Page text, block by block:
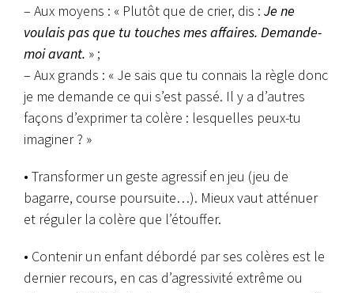
– Aux moyens : « Plutôt que de crier, dis : Je ne
voulais pas que tu touches mes affaires. Demande-
moi avant. » ;
– Aux grands : « Je sais que tu connais la règle donc
je me demande ce qui s’est passé. Il y a d’autres
façons d’exprimer ta colère : lesquelles peux-tu
imaginer ? »
• Transformer un geste agressif en jeu (jeu de
bagarre, course poursuite…). Mieux vaut atténuer
et réguler la colère que l’étouffer.
• Contenir un enfant débordé par ses colères est le
dernier recours, en cas d’agressivité extrême ou